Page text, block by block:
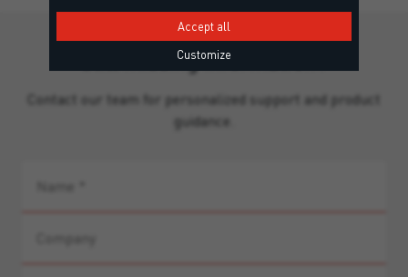
Still missing information?
Contact our team for personalized support and product
guidance.
Accept all
Customize